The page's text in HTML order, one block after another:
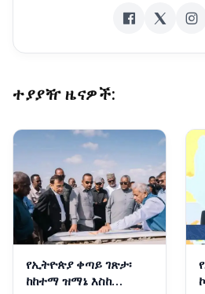
ተያያዥ ዜናዎች:
የኢትዮጵያ ቀጣይ ገጽታ፡
ከከተማ ዝማኔ እስከ